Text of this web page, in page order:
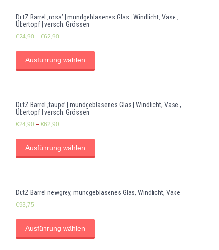
DutZ Barrel ,rosa’ | mundgeblasenes Glas | Windlicht, Vase ,
Übertopf | versch. Grössen
€24,90 – €62,90
Ausführung wählen
DutZ Barrel ,taupe’ | mundgeblasenes Glas | Windlicht, Vase ,
Übertopf | versch. Grössen
€24,90 – €62,90
Ausführung wählen
DutZ Barrel newgrey, mundgeblasenes Glas, Windlicht, Vase
€93,75
Ausführung wählen